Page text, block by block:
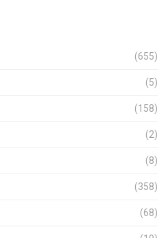
(655)
(5)
(158)
(2)
(8)
(358)
(68)